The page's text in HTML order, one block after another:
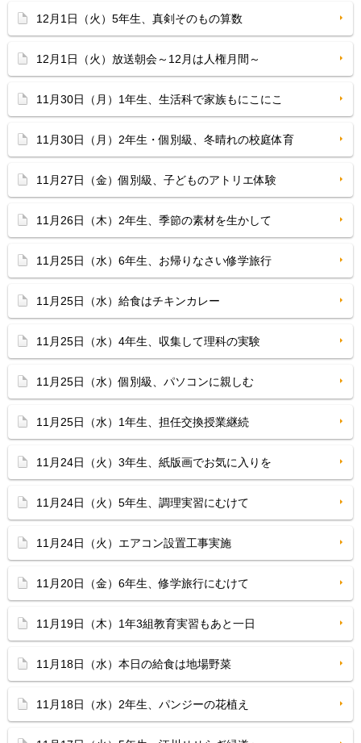
12月1日（火）5年生、真剣そのもの算数
12月1日（火）放送朝会～12月は人権月間～
11月30日（月）1年生、生活科で家族もにこにこ
11月30日（月）2年生・個別級、冬晴れの校庭体育
11月27日（金）個別級、子どものアトリエ体験
11月26日（木）2年生、季節の素材を生かして
11月25日（水）6年生、お帰りなさい修学旅行
11月25日（水）給食はチキンカレー
11月25日（水）4年生、収集して理科の実験
11月25日（水）個別級、パソコンに親しむ
11月25日（水）1年生、担任交換授業継続
11月24日（火）3年生、紙版画でお気に入りを
11月24日（火）5年生、調理実習にむけて
11月24日（火）エアコン設置工事実施
11月20日（金）6年生、修学旅行にむけて
11月19日（木）1年3組教育実習もあと一日
11月18日（水）本日の給食は地場野菜
11月18日（水）2年生、パンジーの花植え